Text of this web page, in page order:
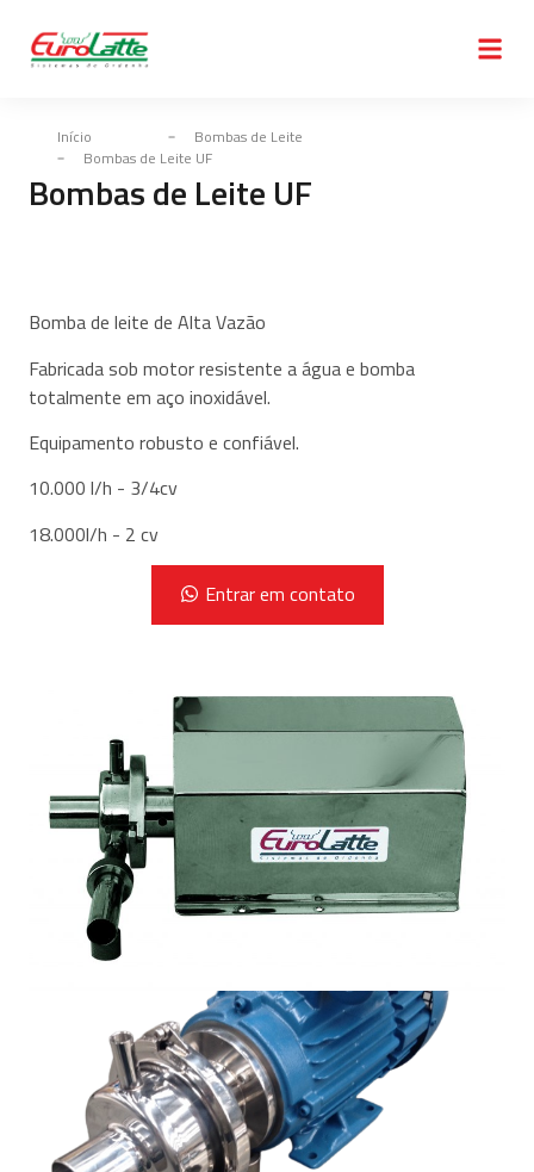
Início
Bombas de Leite
Bombas de Leite UF
Bombas de Leite UF
Bomba de leite de Alta Vazão
Fabricada sob motor resistente a água e bomba
totalmente em aço inoxidável.
Equipamento robusto e confiável.
10.000 l/h - 3/4cv
18.000l/h - 2 cv
Tem interesse no produto?
Entrar em contato